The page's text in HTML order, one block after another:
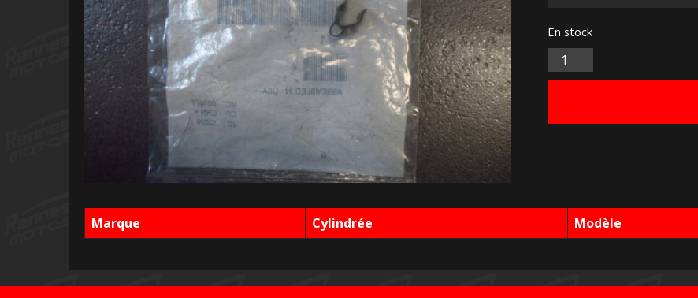
En stock
Quantité
Marque Cylindrée Modèle